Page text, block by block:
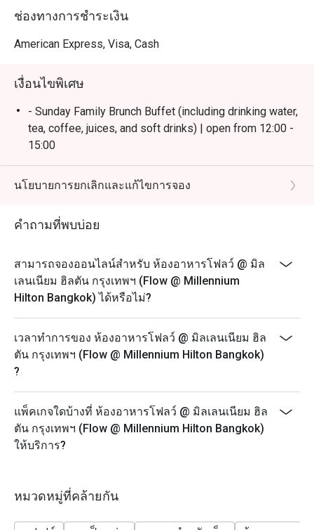
มาก พร้อมบริการเอาใจใส่จากทีมงาน
・เหมาะสำหรับคนพื้นที่ที่ต้องการดินเนอร์บุฟเฟ่ต์รสชาติดี
มื้อครอบครัวและโอกาสพิเศษ
・เหมาะสำหรับนักท่องเที่ยวที่มองหาบุฟเฟ่ต์คุณภาพ พร้อม
วิวริมแม่น้ำ และตั้งอยู่ใกล้ไอคอนสยาม เดินทางสะดวก
เพียงเลือกเวลาที่ต้องการเพื่อรับส่วนลดค่าอาหารตามช่วง
ช่องทางการชำระเงิน
American Express, Visa, Cash
เงื่อนไขพิเศษ
- Sunday Family Brunch Buffet (including drinking water,
tea, coffee, juices, and soft drinks) | open from 12:00 -
15:00
- Friday & Saturday Dinner Buffet(including drinking
water, tea, coffee, juices, and soft drinks) | open from
- Monday - Thursday: A La Carte menu start 12.00-9.30
- Friday-Saturday: A La Carte menu start 12.00-4.30 PM
- Sunday: A La Carte menu start 3.00-9.30 PM
* Prices may be changed at any time without further
Christmas, New Year, Valentine’s day etc.)
* Please be on time for your reservation to guarantee
your discount and seating. If you arrive more than 15
* Discount applies to Buffet and a la carte menu not
applicable with drinks menu and any other restaurant’s
ongoing promotion.
below for more details.
* Menu and pricing subject to change without notice.
นโยบายการยกเลิกและแก้ไขการจอง
คำถามที่พบบ่อย
สามารถจองออนไลน์สำหรับ ห้องอาหารโฟลว์ @ มิล
เลนเนียม ฮิลตัน กรุงเทพฯ (Flow @ Millennium
Hilton Bangkok) ได้หรือไม่?
เวลาทำการของ ห้องอาหารโฟลว์ @ มิลเลนเนียม ฮิล
ตัน กรุงเทพฯ (Flow @ Millennium Hilton Bangkok)
?
แพ็คเกจใดบ้างที่ ห้องอาหารโฟลว์ @ มิลเลนเนียม ฮิล
ตัน กรุงเทพฯ (Flow @ Millennium Hilton Bangkok)
ให้บริการ?
หมวดหมู่ที่คล้ายกัน